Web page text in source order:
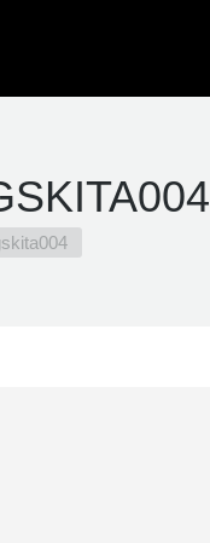
hier: